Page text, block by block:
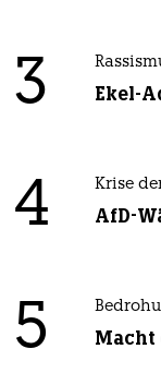
3 Ekel-
4 Krise
AfD-
5 Macht